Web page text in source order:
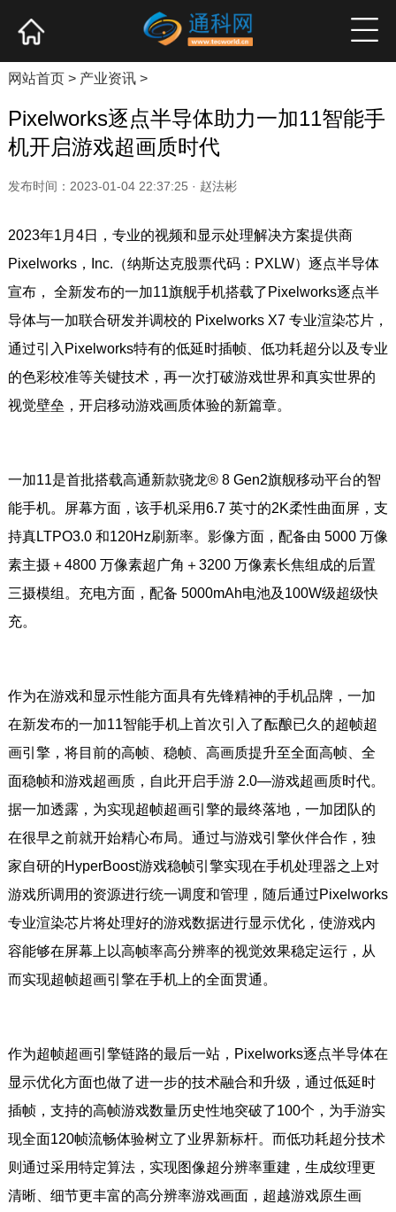
产业资讯 企业新品 高端访谈
网站首页> 产业资讯>
Pixelworks逐点半导体助力一加11智能手
机开启游戏超画质时代
发布时间：2023-01-04 22:37:25 · 赵法彬
2023年1月4日，专业的视频和显示处理解决方案提供商
Pixelworks，Inc.（纳斯达克股票代码：PXLW）逐点半导体
宣布， 全新发布的一加11旗舰手机搭载了Pixelworks逐点半
导体与一加联合研发并调校的 Pixelworks X7 专业渲染芯片，
通过引入Pixelworks特有的低延时插帧、低功耗超分以及专业
的色彩校准等关键技术，再一次打破游戏世界和真实世界的
视觉壁垒，开启移动游戏画质体验的新篇章。
一加11是首批搭载高通新款骁龙® 8 Gen2旗舰移动平台的智
能手机。屏幕方面，该手机采用6.7 英寸的2K柔性曲面屏，支
持真LTPO3.0 和120Hz刷新率。影像方面，配备由 5000 万像
素主摄＋4800 万像素超广角＋3200 万像素长焦组成的后置
三摄模组。充电方面，配备 5000mAh电池及100W级超级快
充。
作为在游戏和显示性能方面具有先锋精神的手机品牌，一加
在新发布的一加11智能手机上首次引入了酝酿已久的超帧超
画引擎，将目前的高帧、稳帧、高画质提升至全面高帧、全
面稳帧和游戏超画质，自此开启手游 2.0—游戏超画质时代。
据一加透露，为实现超帧超画引擎的最终落地，一加团队的
在很早之前就开始精心布局。通过与游戏引擎伙伴合作，独
家自研的HyperBoost游戏稳帧引擎实现在手机处理器之上对
游戏所调用的资源进行统一调度和管理，随后通过Pixelworks
专业渲染芯片将处理好的游戏数据进行显示优化，使游戏内
容能够在屏幕上以高帧率高分辨率的视觉效果稳定运行，从
而实现超帧超画引擎在手机上的全面贯通。
作为超帧超画引擎链路的最后一站，Pixelworks逐点半导体在
显示优化方面也做了进一步的技术融合和升级，通过低延时
插帧，支持的高帧游戏数量历史性地突破了100个，为手游实
现全面120帧流畅体验树立了业界新标杆。而低功耗超分技术
则通过采用特定算法，实现图像超分辨率重建，生成纹理更
清晰、细节更丰富的高分辨率游戏画面，超越游戏原生画